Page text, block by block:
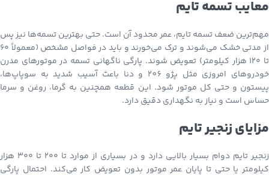
معایب تسمه تایم
مهم‌ترین ضعف تسمه تایم، عمر محدود آن است. حتی بهترین تسمه‌ها نیز پس
از مدتی خشک می‌شوند و ترک می‌خورند و باید در فواصل مشخص (معمولاً ۶۰
تا ۱۲۰ هزار کیلومتر) تعویض شوند. پارگی ناگهانی تسمه در موتورهای مدرن
خودروهای امروزی مثل پژو 206 و دنا باعث آسیب شدید به سوپاپ‌ها،
پیستون و حتی کل موتور شود. این قطعه همچنین به گرما، روغن و سرما
حساس است و نیاز به نگهداری دقیق دارد.
مزایای زنجیر تایم
زنجیر تایم دوام بسیار بالایی دارد و در بسیاری از موارد تا ۲۰۰ تا ۳۰۰ هزار
کیلومتر یا حتی تا پایان عمر موتور بدون تعویض کار می‌کند. احتمال پارگی